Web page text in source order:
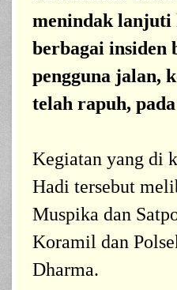
menindak lanjuti
berbagai insiden
pengguna jalan,
telah rapuh,
Kegiatan yang di
Hadi tersebut
Muspika dan
Koramil dan
Dharma.